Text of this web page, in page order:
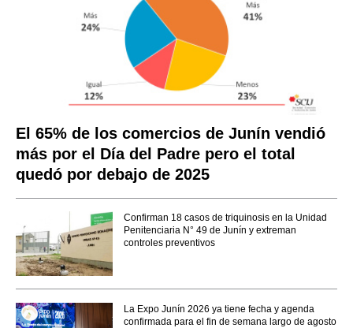
El 65% de los comercios de Junín vendió
más por el Día del Padre pero el total
quedó por debajo de 2025
Confirman 18 casos de triquinosis en la Unidad
Penitenciaria N° 49 de Junín y extreman
controles preventivos
La Expo Junín 2026 ya tiene fecha y agenda
confirmada para el fin de semana largo de agosto